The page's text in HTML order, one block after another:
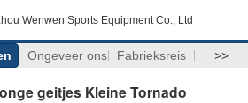
Wenwen Sports Equipment Co., Ltd
Ongeveer ons Fabrieksreis >>
geitjes Kleine Tornado